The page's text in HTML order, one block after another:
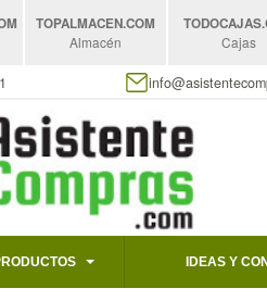
TOPALMACEN.COM
Almacén
TODOCAJAS
Cajas
IDEAS Y